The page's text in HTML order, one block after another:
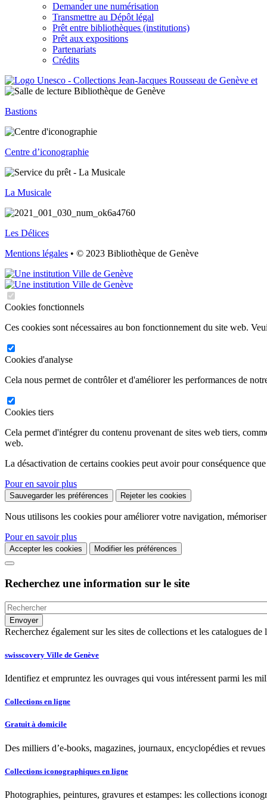
Demander une numérisation
Transmettre au Dépôt légal
Prêt entre bibliothèques (institutions)
Prêt aux expositions
Partenariats
Crédits
Bastions
Centre d’iconographie
La Musicale
Les Délices
Mentions légales • © 2023 Bibliothèque de Genève
Cookies fonctionnels
Ces cookies sont nécessaires au bon fonctionnement du site web.
Cookies d'analyse
Cela nous permet de contrôler et d'améliorer les performances de
Cookies tiers
Cela permet d'intégrer du contenu provenant de sites web tiers,
web.
La désactivation de certains cookies peut avoir pour conséquence
Pour en savoir plus
Sauvegarder les préférences Rejeter les cookies
Nous utilisons les cookies pour améliorer votre navigation,
Pour en savoir plus
Accepter les cookies Modifier les préférences
Recherchez une information sur le site
Recherchez également sur les sites de collections et les catalogues
swisscovery Ville de Genève
Identifiez et empruntez les ouvrages qui vous intéressent parmi les
Collections en ligne
Gratuit à domicile
Des milliers d’e-books, magazines, journaux, encyclopédies et
Collections iconographiques en ligne
Photographies, peintures, gravures et estampes: les collections